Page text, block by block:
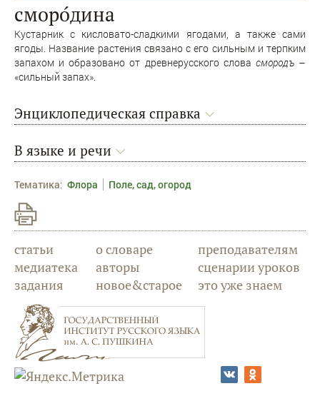
сморо́дина
Кустарник с кисловато-сладкими ягодами, а также сами
ягоды. Название растения связано с его сильным и терпким
запахом и образовано от древнерусского слова смородъ–
«сильный запах».
Энциклопедическая справка
В языке и речи
Тематика: Флора Поле, сад, огород
статьи
медиатека
задания
о словаре
авторы
новое&старое
преподавателям
сценарии уроков
это уже знаем